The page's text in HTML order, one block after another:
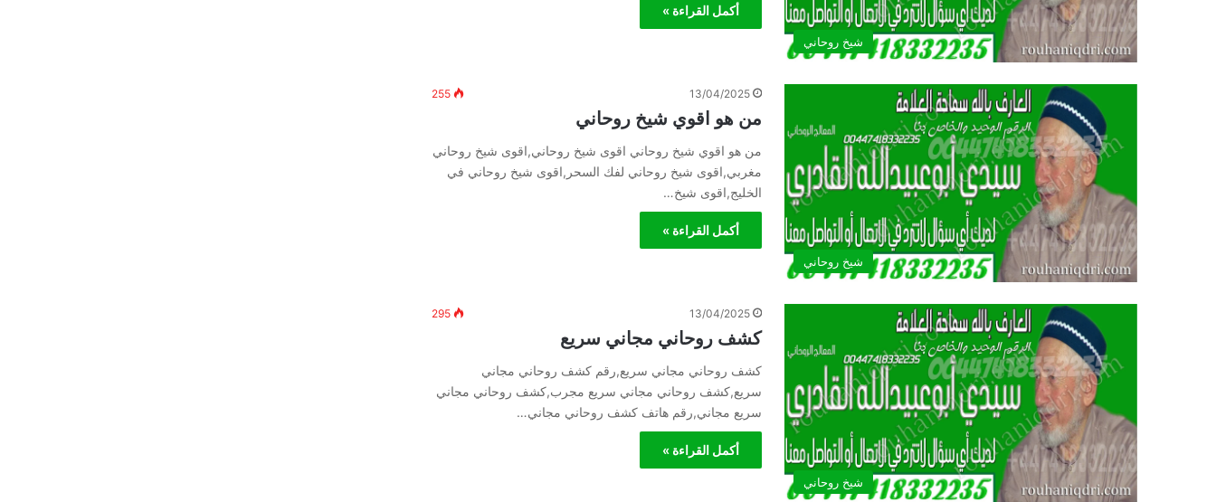
شيخ روحاني
أكمل القراءة »
شيخ روحاني
13/04/2025
255
من هو اقوي شيخ روحاني
من هو اقوي شيخ روحاني اقوى شيخ روحاني,اقوى شيخ روحاني
مغربي,اقوى شيخ روحاني لفك السحر,اقوى شيخ روحاني في
الخليج,اقوى شيخ…
أكمل القراءة »
شيخ روحاني
13/04/2025
295
كشف روحاني مجاني سريع
كشف روحاني مجاني سريع,رقم كشف روحاني مجاني
سريع,كشف روحاني مجاني سريع مجرب,كشف روحاني مجاني
سريع مجاني,رقم هاتف كشف روحاني مجاني…
أكمل القراءة »